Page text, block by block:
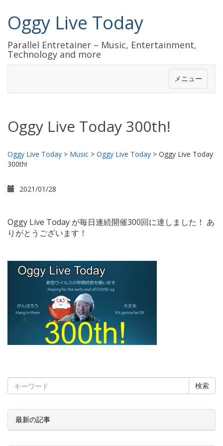
Oggy Live Today
Parallel Entretainer – Music, Entertainment,
Technology and more
メニュー
Oggy Live Today 300th!
Oggy Live Today > Music > Oggy Live Today > Oggy Live Today
300th!
2021/01/28
Oggy Live Today が毎日連続開催300回に達しました！ あ
りがとうございます！
検索
最新の記事